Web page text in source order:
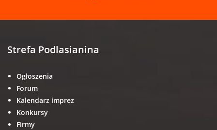
Strefa Podlasianina
Ogłoszenia
Forum
Kalendarz imprez
Konkursy
Firmy